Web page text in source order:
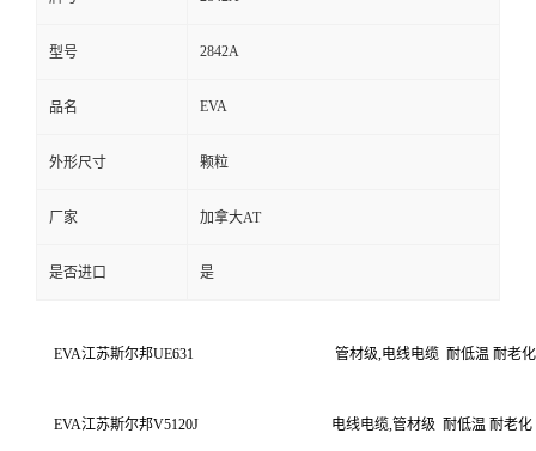
型号 2842A
品名 EVA
外形尺寸 颗粒
厂家 加拿大AT
是否进口 是
EVA江苏斯尔邦UE631 管材级 电线电缆 耐低温 耐老化
EVA江苏斯尔邦V5120J 电线电缆 管材级 耐低温 耐老化